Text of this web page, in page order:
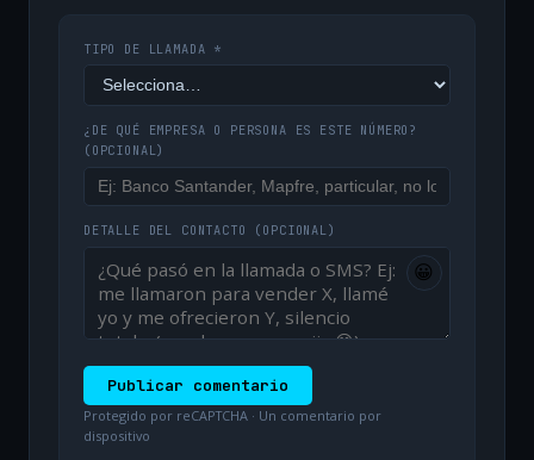
TIPO DE LLAMADA *
¿DE QUÉ EMPRESA O PERSONA ES ESTE NÚMERO?
(OPCIONAL)
DETALLE DEL CONTACTO (OPCIONAL)
😀
Publicar comentario
Protegido por reCAPTCHA · Un comentario por
dispositivo